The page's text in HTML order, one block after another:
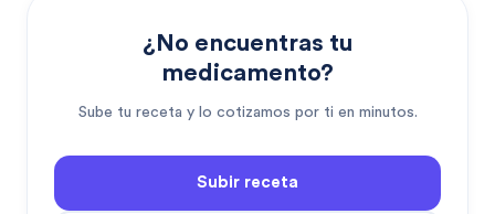
¿No encuentras tu
medicamento?
Sube tu receta y lo cotizamos por ti en minutos.
Subir receta